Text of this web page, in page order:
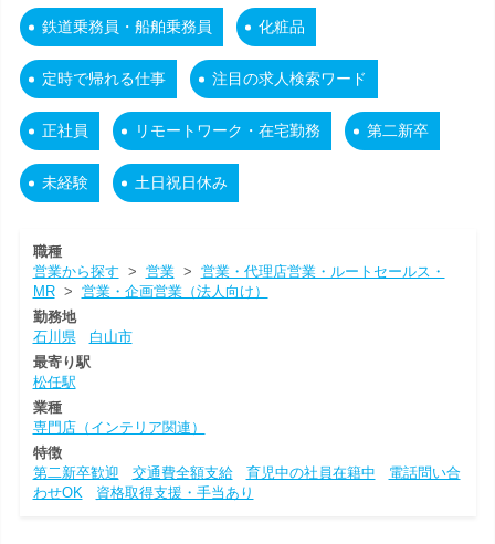
鉄道乗務員・船舶乗務員 化粧品
定時で帰れる仕事 注目の求人検索ワード
正社員 リモートワーク・在宅勤務 第二新卒
未経験 土日祝日休み
職種
営業から探す > 営業> 営業・代理店営業・ルートセールス・
MR> 営業・企画営業（法人向け）
勤務地
石川県
白山市
最寄り駅
松任駅
業種
専門店（インテリア関連）
特徴
第二新卒歓迎
交通費全額支給 育児中の社員在籍中
電話問い合
わせOK
資格取得支援・手当あり